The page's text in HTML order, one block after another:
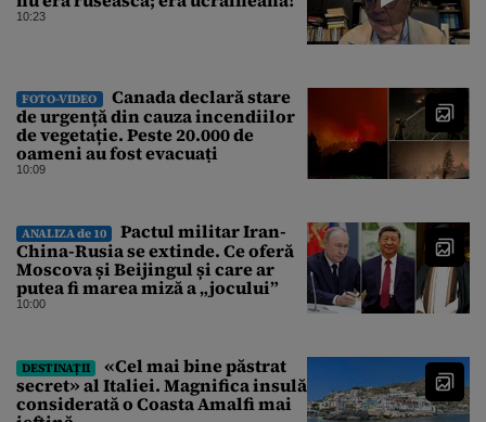
10:23
FOTO-VIDEO
Canada declară stare
de urgență din cauza incendiilor
de vegetație. Peste 20.000 de
oameni au fost evacuați
10:09
ANALIZA de 10
Pactul militar Iran-
China-Rusia se extinde. Ce oferă
Moscova și Beijingul și care ar
putea fi marea miză a „jocului”
10:00
DESTINAȚII
«Cel mai bine păstrat
secret» al Italiei. Magnifica insulă
considerată o Coasta Amalfi mai